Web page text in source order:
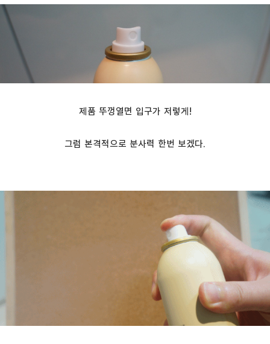
제품 뚜껑열면 입구가 저렇게!
그럼 본격적으로 분사력 한번 보겠다.